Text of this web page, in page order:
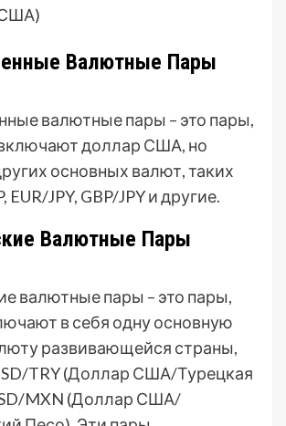
Валютные Пары
валютные пары – это пары,
доллар США, но
основных валют, таких
EUR/JPY, GBP/JPY и другие.
Валютные Пары
валютные пары – это пары,
в себя одну основную
развивающейся страны,
TRY (Доллар США/Турецкая
MXN (Доллар США/